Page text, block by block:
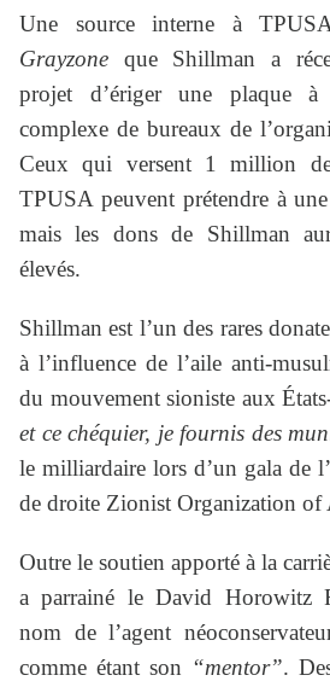
Une source interne à
Grayzone que Shillman a
projet d’ériger une plaque
complexe de bureaux de
Ceux qui versent 1 million
TPUSA peuvent prétendre à
mais les dons de Shillman
élevés.
Shillman est l’un des rares
à l’influence de l’aile anti-
du mouvement sioniste aux
et ce chéquier, je fournis des
le milliardaire lors d’un gala de
de droite Zionist Organization of
Outre le soutien apporté à la
a parrainé le David Horowitz
nom de l’agent
comme étant son “mentor”.